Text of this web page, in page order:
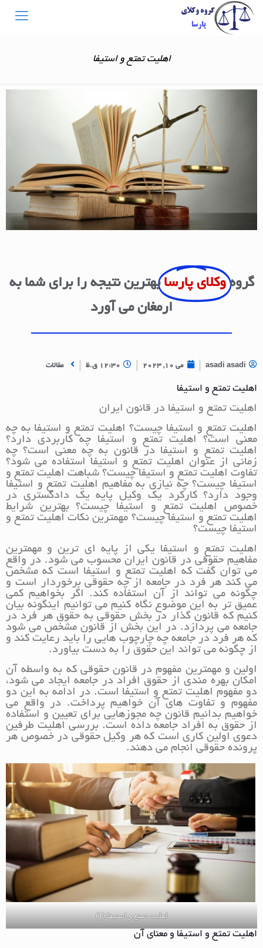
اهلیت تمتع و استیفا
گروه وکلای پارسا بهترین نتیجه را برای شما به
ارمغان می آورد
asadi asadi می 10, 2023 12:30 ق.ظ مقالات
اهلیت تمتع و استیفا
اهلیت تمتع و استیفا در قانون ایران
اهلیت تمتع و استیفا چیست؟ اهلیت تمتع و استیفا به چه
معنی است؟ اهلیت تمتع و استیفا چه کاربردی دارد؟
اهلیت تمتع و استیفا در قانون به چه معنی است؟ چه
زمانی از عنوان اهلیت تمتع و استیفا استفاده می شود؟
تفاوت اهلیت تمتع و استیفا چیست؟ شباهت اهلیت تمتع و
استیفا چیست؟ چه نیازی به مفاهیم اهلیت تمتع و استیفا
وجود دارد؟ کارکرد یک وکیل پایه یک دادگستری در
خصوص اهلیت تمتع و استیفا چیست؟ بهترین شرایط
اهلیت تمتع و استیفا چیست؟ مهمترین نکات اهلیت تمتع و
استیفا چیست؟
اهلیت تمتع و استیفا یکی از پایه ای ترین و مهمترین
مفاهیم حقوقی در قانون ایران محسوب می شود. در واقع
می توان گفت که اهلیت تمتع و استیفا است که مشخص
می کند هر فرد در جامعه از چه حقوقی برخوردار است و
چگونه می تواند از آن استفاده کند. اگر بخواهیم کمی
عمیق تر به این موضوع نگاه کنیم می توانیم اینگونه بیان
کنیم که قانون گذار در بخش حقوقی به حقوق هر فرد در
جامعه می پردازد. در این بخش از قانون مشخص می شود
که هر فرد در جامعه چه چارچوب هایی را باید رعایت کند و
از چگونه می تواند این حقوق را به دست بیاورد.
اولین و مهمترین مفهوم در قانون حقوقی که به واسطه آن
امکان بهره مندی از حقوق افراد در جامعه ایجاد می شود،
دو مفهوم اهلیت تمتع و استیفا است. در ادامه به این دو
مفهوم و تفاوت های آن خواهیم پرداخت. در واقع می
خواهیم بدانیم قانون چه مجوزهایی برای تعیین و استفاده
از حقوق به افراد جامعه داده است. بررسی اهلیت طرفین
دعوی اولین کاری است که هر وکیل حقوقی در خصوص هر
پرونده حقوقی انجام می دهند.
اهلیت تمتع و استیفا (1)
اهلیت تمتع و استیفا و معنای آن